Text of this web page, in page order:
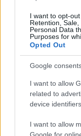
I want to opt-
Retention,
Personal Data
Purposes for
Opted Out
Google
I want to allow
related to
device
I want to allow
Google for
ΠΕΡΙΣΣΟΤΕΡΑ